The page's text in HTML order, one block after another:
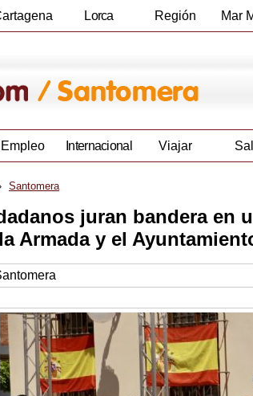
Lorca Región Mar
Empleo Internacional Viajar
Santomera
juran bandera en
Armada y el